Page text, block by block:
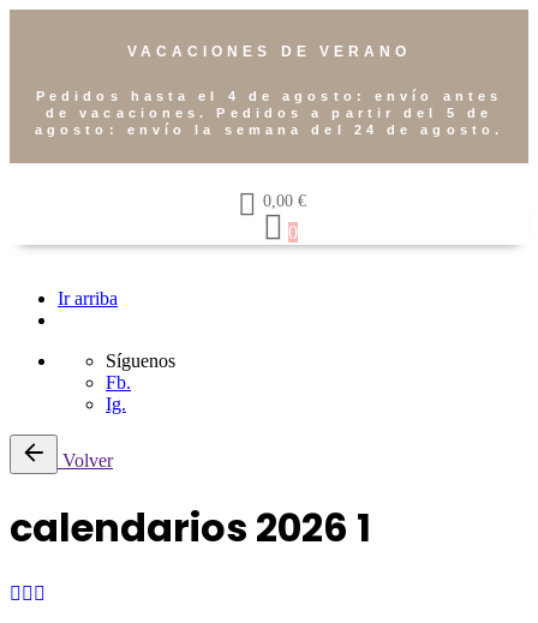
VACACIONES DE VERANO
Pedidos hasta el 4 de agosto: envío antes
de vacaciones. Pedidos a partir del 5 de
agosto: envío la semana del 24 de agosto.
0,00 €
0
Ir arriba
Síguenos
Fb.
Ig.
Volver
calendarios 2026 1